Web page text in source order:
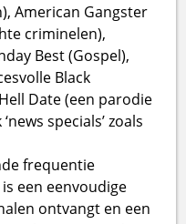
American Gangster
criminelen),
Best (Gospel),
Black
Date (een parodie
specials’ zoals
frequentie
een eenvoudige
ontvangt en een